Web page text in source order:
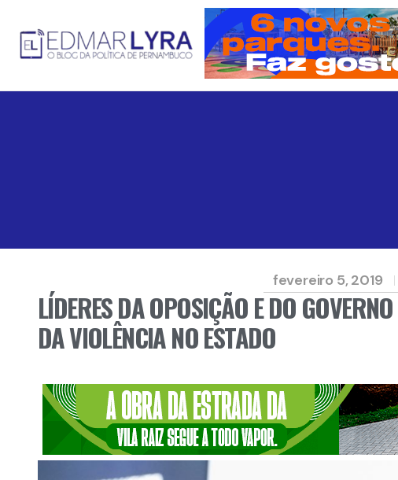
fevereiro 5, 2019
LÍDERES DA OPOSIÇÃO E DO
DA VIOLÊNCIA NO ESTADO